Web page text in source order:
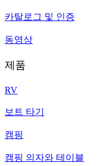
카탈로그 및 인증
동영상
제품
RV
보트 타기
캠핑
캠핑 의자와 테이블